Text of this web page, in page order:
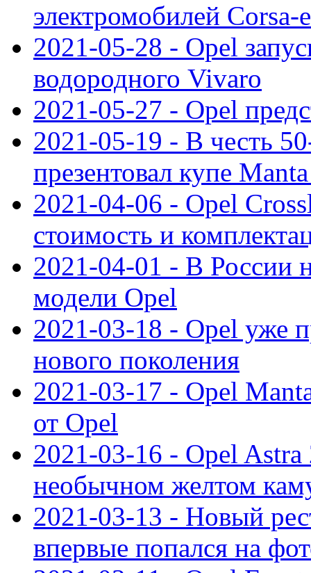
электромобилей Corsa-e
2021-05-28 - Opel
водородного Vivaro
2021-05-27 - Opel
2021-05-19 - В честь
презентовал купе
2021-04-06 - Opel
стоимость и
2021-04-01 - В России
модели Opel
2021-03-18 - Opel уже
нового поколения
2021-03-17 - Opel
от Opel
2021-03-16 - Opel Astra
необычном желтом
2021-03-13 - Новый
впервые попался на